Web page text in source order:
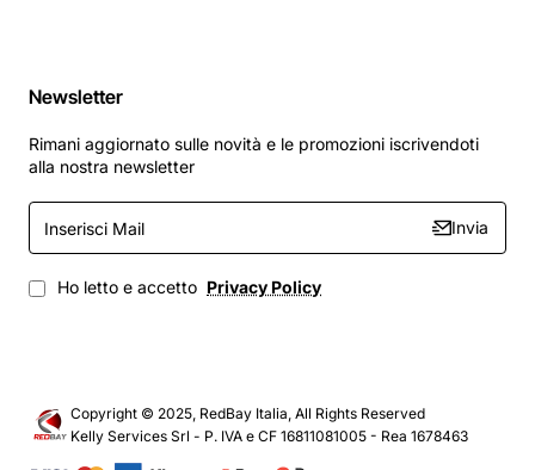
Newsletter
Rimani aggiornato sulle novità e le promozioni iscrivendoti
alla nostra newsletter
Inserisci
Mail
Invia
Ho letto e accetto Privacy Policy
Copyright © 2025, RedBay Italia, All Rights Reserved
Kelly Services Srl - P. IVA e CF 16811081005 - Rea 1678463